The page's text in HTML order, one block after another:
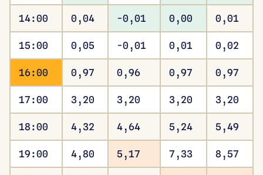
14:00 0,04 -0,01 0,00 0,01
15:00 0,05 -0,01 0,01 0,02
16:00 0,97 0,96 0,97 0,97
17:00 3,20 3,20 3,20 3,20
18:00 4,32 4,64 5,24 5,49
19:00 4,80 5,17 7,33 8,57